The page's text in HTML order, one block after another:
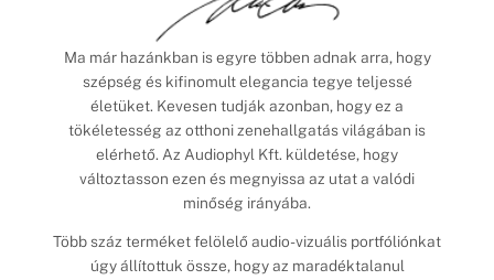
Ma már hazánkban is egyre többen adnak arra, hogy
szépség és kifinomult elegancia tegye teljessé
életüket. Kevesen tudják azonban, hogy ez a
tökéletesség az otthoni zenehallgatás világában is
elérhető. Az Audiophyl Kft. küldetése, hogy
változtasson ezen és megnyissa az utat a valódi
minőség irányába.
Több száz terméket felölelő audio-vizuális portfóliónkat
úgy állítottuk össze, hogy az maradéktalanul